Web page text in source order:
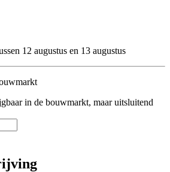
12 augustus en 13 augustus
in de bouwmarkt, maar uitsluitend